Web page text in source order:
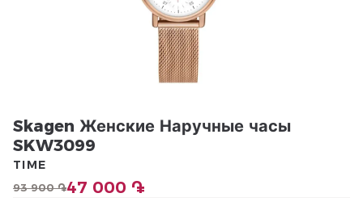
Skagen Женские Наручные часы
SKW3099
93 900 ֏47 000 ֏
TIME